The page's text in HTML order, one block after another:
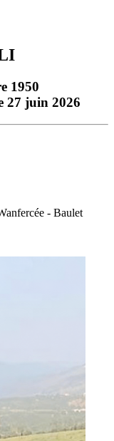
1950
27 juin 2026
- Baulet